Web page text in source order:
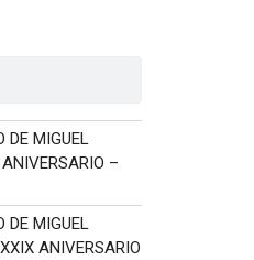
DE MIGUEL
–
DE MIGUEL
ANIVERSARIO